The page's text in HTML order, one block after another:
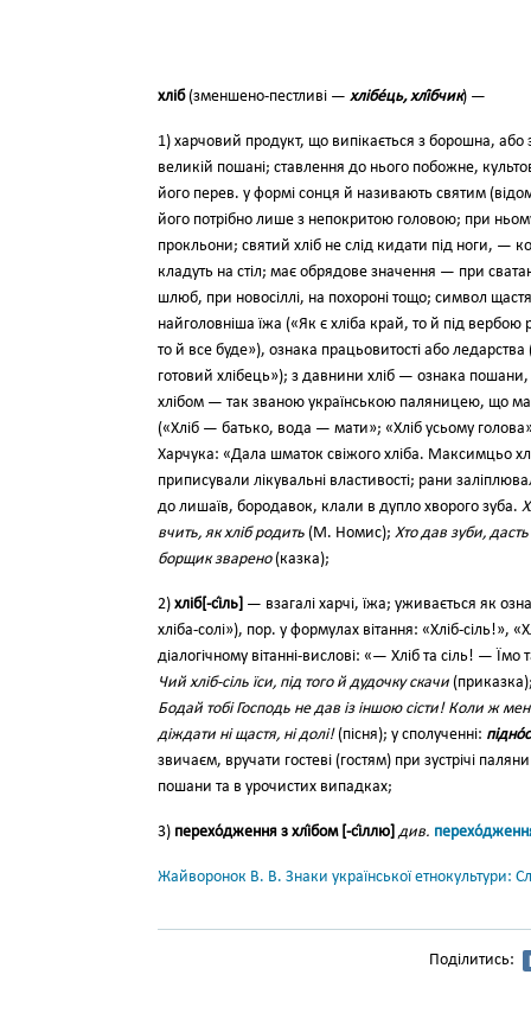
хліб(зменшено-пестливі — хлібе́ць, хлі́бчик) —
1) харчовий продукт, що випікається з борошна, або
великій пошані; ставлення до нього побожне,
його перев. у формі сонця й називають святим
його потрібно лише з непокритою головою; при
прокльони; святий хліб не слід кидати під ноги, —
кладуть на стіл; має обрядове значення — при
шлюб, при новосіллі, на похороні тощо; символ
найголовніша їжа («Як є хліба край, то й під вербою
то й все буде»), ознака працьовитості або
готовий хлібець»); з давнини хліб — ознака
хлібом — так званою українською паляницею, що
(«Хліб — батько, вода — мати»; «Хліб усьому
Харчука: «Дала шматок свіжого хліба. Максимцьо
приписували лікувальні властивості; рани
до лишаїв, бородавок, клали в дупло хворого зуба.
вчить, як хліб родить (М. Номис); Хто дав зуби, дасть
борщик зварено(казка);
2) хліб[-сі́ль] — взагалі харчі, їжа; уживається як
хліба-солі»), пор. у формулах вітання: «Хліб-сіль!»,
діалогічному вітанні-вислові: «— Хліб та сіль! — Їмо
Чий хліб-сіль їси, під того й дудочку скачи
Бодай тобі Господь не дав із іншою сісти! Коли ж
діждати ні щастя, ні долі!(пісня); у сполученні:
звичаєм, вручати гостеві (гостям) при зустрічі
пошани та в урочистих випадках;
3) перехо́дження з хлі́бом [-сі́ллю] див.
Жайворонок В. В. Знаки української етнокультури:
Поділитись: